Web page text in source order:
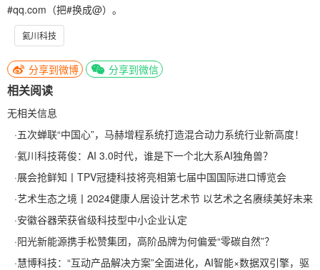
#qq.com（把#换成@）。
氦川科技
分享到微博 分享到微信
相关阅读
无相关信息
·五次蝉联“中国心”，马赫增程系统打造混合动力系统行业新高度！
·氦川科技蒋俊：AI 3.0时代，谁是下一个北大系AI独角兽？
·展会抢鲜知丨TPV冠捷科技将亮相第七届中国国际进口博览会
·艺术生态之境丨2024健康人居设计艺术节 以艺术之名赓续美好未来
·安徽谷器荣获省级科技型中小企业认定
·阳光新能源携手松赞集团，高阶品牌为何偏爱“零碳自然”？
·慧博科技：“互动产品解决方案”全面进化，AI智能×数据双引擎，驱